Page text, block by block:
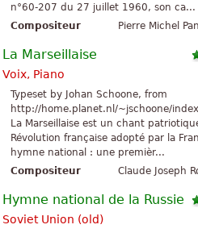
n°60-207 du 27 juillet 1960, son ca...
Compositeur
Pierre Michel
La Marseillaise
Voix, Piano
Typeset by Johan Schoone, from
http://home.planet.nl/~jschoone/
La Marseillaise est un chant
Révolution française adopté par la
hymne national : une premièr...
Compositeur
Claude Joseph
Hymne national de la Russie
Soviet Union (old)